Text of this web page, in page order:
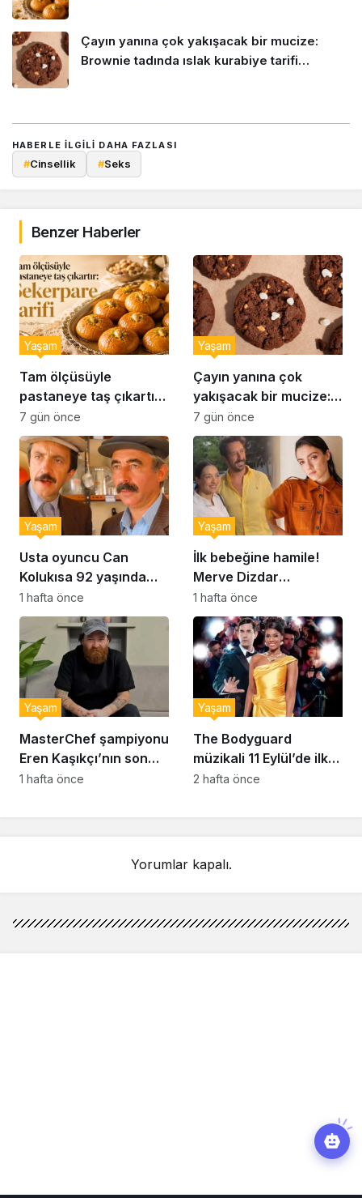
Çayın yanına çok yakışacak bir mucize:
Brownie tadında ıslak kurabiye tarifi…
HABERLE ILGILI DAHA FAZLASI
#Cinsellik #Seks
Benzer Haberler
Tam ölçüsüyle
pastaneye taş çıkartır:
Şekerpare tarifi
Yaşam
7 gün önce
Çayın yanına çok
yakışacak bir mucize:
Brownie tadında ıslak
kurabiye tarifi…
Yaşam
7 gün önce
Usta oyuncu Can
Kolukısa 92 yaşında
hayatını kaybetti
Yaşam
1 hafta önce
İlk bebeğine hamile!
Merve Dizdar
sessizliğini bozdu: ‘İsim
bulmak çok zor’
Yaşam
1 hafta önce
MasterChef şampiyonu
Eren Kaşıkçı’nın son
anlarındaki kahreden
Yaşam
1 hafta önce
The Bodyguard
müzikali 11 Eylül’de ilk
kez Türkiye’de
Yaşam
2 hafta önce
Yorumlar kapalı.